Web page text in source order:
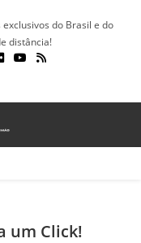
do Brasil e do
distância!
um Click!